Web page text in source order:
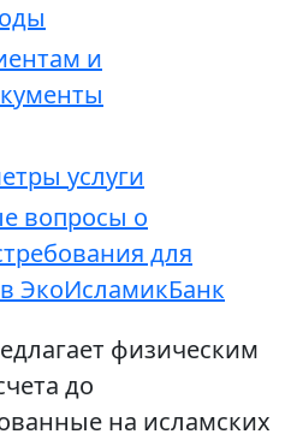
и
услуги
вопросы о
для
ЭкоИсламикБанк
физическим
до
на исламских